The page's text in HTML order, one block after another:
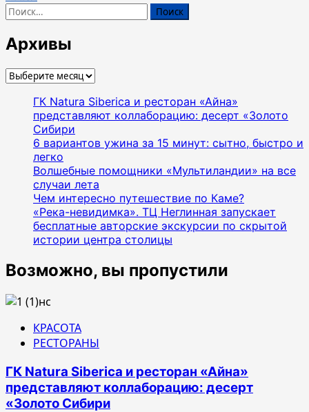
Найти:
Архивы
Архивы
ГК Natura Siberica и ресторан «Айна»
представляют коллаборацию: десерт «Золото
Сибири
6 вариантов ужина за 15 минут: сытно, быстро и
легко
Волшебные помощники «Мультиландии» на все
случаи лета
Чем интересно путешествие по Каме?
«Река-невидимка». ТЦ Неглинная запускает
бесплатные авторские экскурсии по скрытой
истории центра столицы
Возможно, вы пропустили
КРАСОТА
РЕСТОРАНЫ
ГК Natura Siberica и ресторан «Айна»
представляют коллаборацию: десерт
«Золото Сибири